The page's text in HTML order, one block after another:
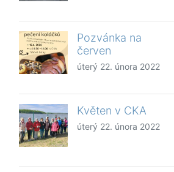
Pozvánka na
červen
úterý 22. února 2022
Květen v CKA
úterý 22. února 2022